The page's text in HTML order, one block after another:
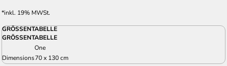
*inkl. 19% MWSt.
GRÖSSENTABELLE
GRÖSSENTABELLE
One
Dimensions70 x 130 cm